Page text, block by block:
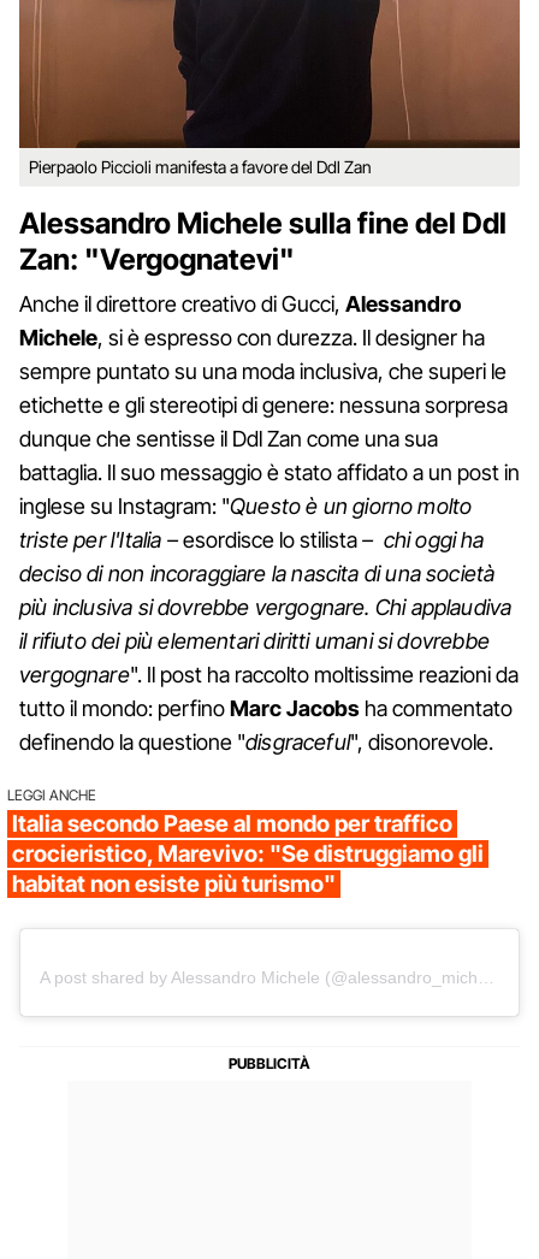
Pierpaolo Piccioli manifesta a favore del Ddl Zan
Alessandro Michele sulla fine del Ddl
Zan: "Vergognatevi"
Anche il direttore creativo di Gucci, Alessandro
Michele, si è espresso con durezza. Il designer ha
sempre puntato su una moda inclusiva, che superi le
etichette e gli stereotipi di genere: nessuna sorpresa
dunque che sentisse il Ddl Zan come una sua
battaglia. Il suo messaggio è stato affidato a un post in
inglese su Instagram: "Questo è un giorno molto
triste per l'Italia –esordisce lo stilista– chi oggi ha
deciso di non incoraggiare la nascita di una società
più inclusiva si dovrebbe vergognare. Chi applaudiva
il rifiuto dei più elementari diritti umani si dovrebbe
vergognare". Il post ha raccolto moltissime reazioni da
tutto il mondo: perfinoMarc Jacobs ha commentato
definendo la questione "disgraceful", disonorevole.
LEGGI ANCHE
Italia secondo Paese al mondo per traffico
crocieristico, Marevivo: "Se distruggiamo gli
habitat non esiste più turismo"